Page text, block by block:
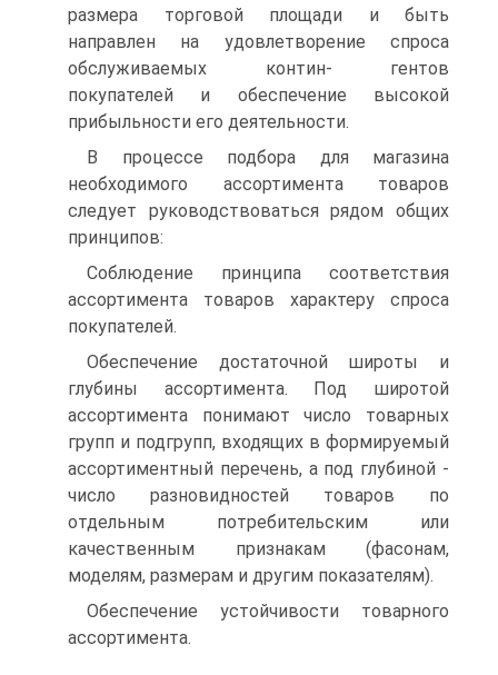
размера торговой площади и быть
направлен на удовлетворение спроса
обслуживаемых контин- гентов
покупателей и обеспечение высокой
прибыльности его деятельности.
В процессе подбора для магазина
необходимого ассортимента товаров
следует руководствоваться рядом общих
принципов:
Соблюдение принципа соответствия
ассортимента товаров характеру спроса
покупателей.
Обеспечение достаточной широты и
глубины ассортимента. Под широтой
ассортимента понимают число товарных
групп и подгрупп, входящих в формируемый
ассортиментный перечень, а под глубиной -
число разновидностей товаров по
отдельным потребительским или
качественным признакам (фасонам,
моделям, размерам и другим показателям).
Обеспечение устойчивости товарного
ассортимента.